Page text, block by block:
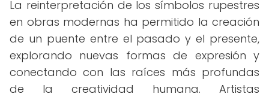
La reinterpretación de los símbolos rupestres
en obras modernas ha permitido la creación
de un puente entre el pasado y el presente,
explorando nuevas formas de expresión y
conectando con las raíces más profundas
de la creatividad humana. Artistas